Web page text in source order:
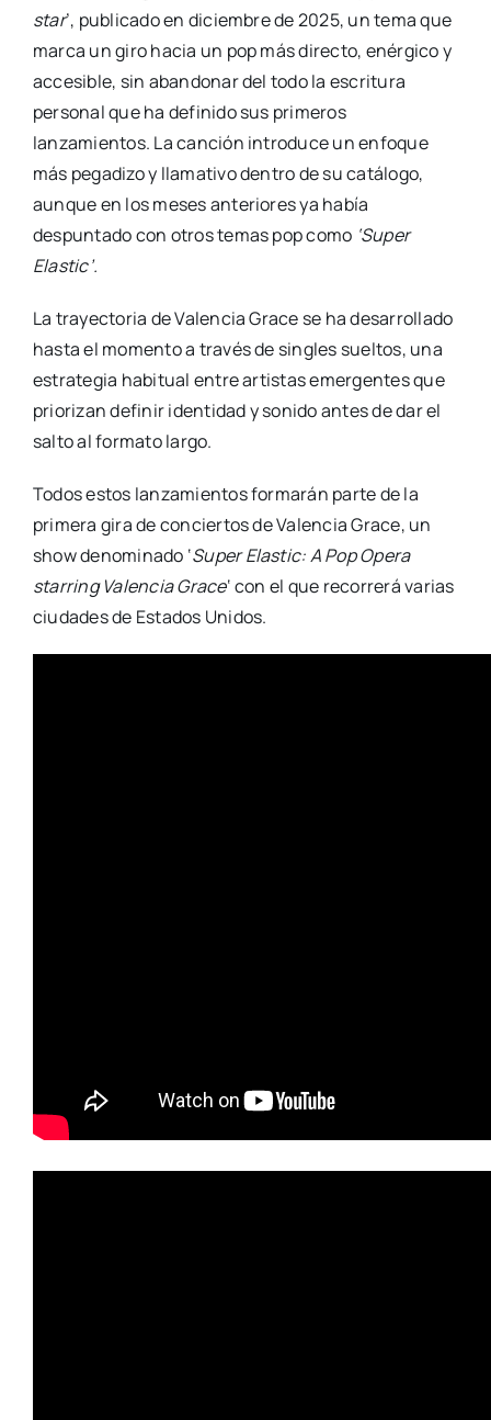
star’, publicado en diciembre de 2025, un tema que
marca un giro hacia un pop más directo, enérgico y
accesible, sin abandonar del todo la escritura
personal que ha definido sus primeros
lanzamientos. La canción introduce un enfoque
más pegadizo y llamativo dentro de su catálogo,
aunque en los meses anteriores ya había
despuntado con otros temas pop como ‘Super
Elastic’.
La trayectoria de Valencia Grace se ha desarrollado
hasta el momento a través de singles sueltos, una
estrategia habitual entre artistas emergentes que
priorizan definir identidad y sonido antes de dar el
salto al formato largo.
Todos estos lanzamientos formarán parte de la
primera gira de conciertos de Valencia Grace, un
show denominado ‘Super Elastic: A Pop Opera
starring Valencia Grace‘ con el que recorrerá varias
ciudades de Estados Unidos.